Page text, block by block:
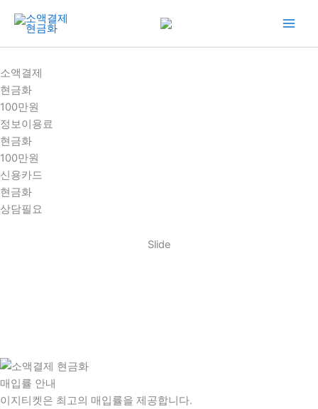
건
너
뛰
기
소액결제
현금화
100만원
정보이용료
현금화
100만원
신용카드
현금화
상담필요
Slide
매입률 안내
이지티켓은 최고의 매입률을 제공합니다.